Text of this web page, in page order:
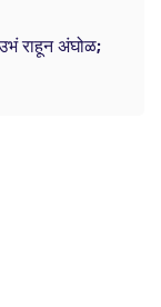
राहून अंघोळ;